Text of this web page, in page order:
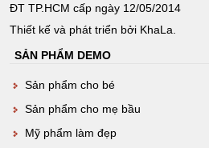
ĐT TP.HCM cấp ngày 12/05/2014
Thiết kế và phát triển bởi KhaLa
SẢN PHẨM DEMO
Sản phẩm cho bé
Sản phẩm cho mẹ bầu
Mỹ phẩm làm đẹp